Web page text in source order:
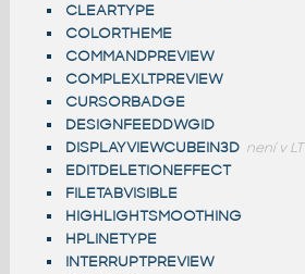
CLEARTYPE
COLORTHEME
COMMANDPREVIEW
COMPLEXLTPREVIEW
CURSORBADGE
DESIGNFEEDDWGID
DISPLAYVIEWCUBEIN3D není v LT
EDITDELETIONEFFECT
FILETABVISIBLE
HIGHLIGHTSMOOTHING
HPLINETYPE
INTERRUPTPREVIEW